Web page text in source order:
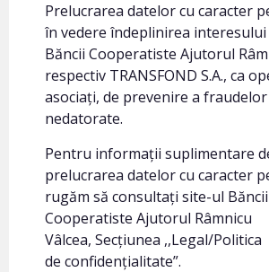
Prelucrarea datelor cu caracter
în vedere îndeplinirea
Băncii Cooperatiste Ajutorul
respectiv TRANSFOND S.A., ca
asociați, de prevenire a
nedatorate.
Pentru informații suplimentare
prelucrarea datelor cu caracter
rugăm să consultați site-ul Băncii
Cooperatiste Ajutorul Râmnicu
Vâlcea, Secțiunea ,,Legal/Politica
de confidențialitate”.